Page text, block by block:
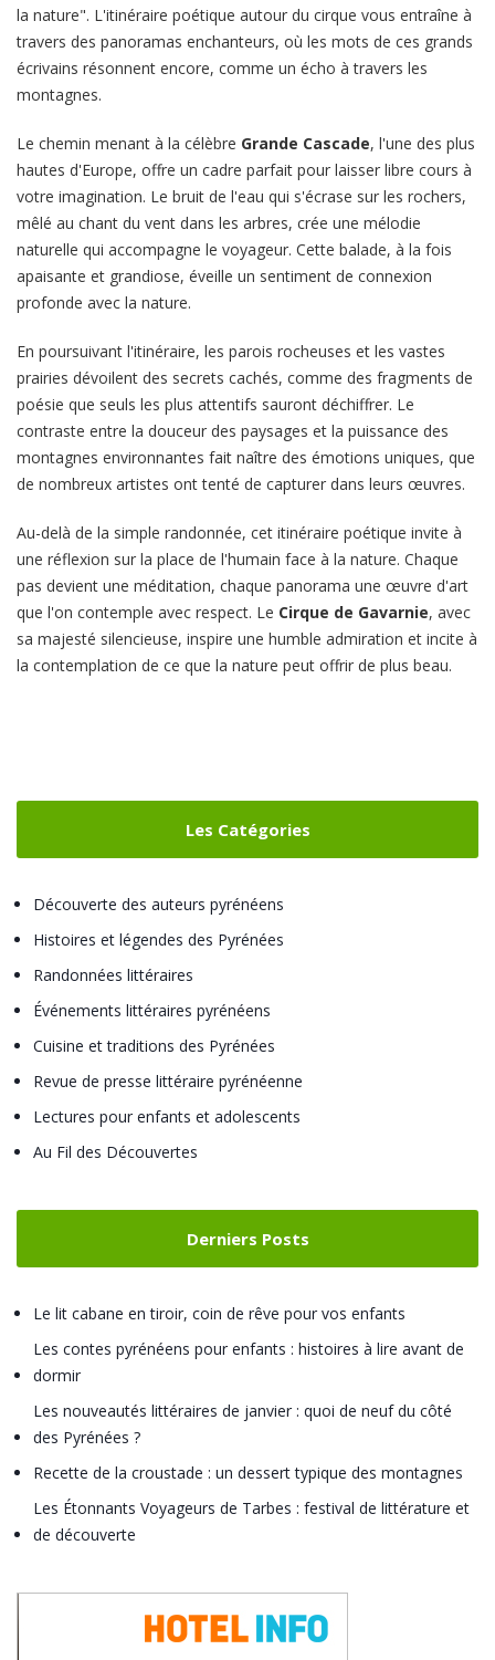
la nature". L'itinéraire poétique autour du cirque vous entraîne à
travers des panoramas enchanteurs, où les mots de ces grands
écrivains résonnent encore, comme un écho à travers les
montagnes.
Le chemin menant à la célèbre Grande Cascade, l'une des plus
hautes d'Europe, offre un cadre parfait pour laisser libre cours à
votre imagination. Le bruit de l'eau qui s'écrase sur les rochers,
mêlé au chant du vent dans les arbres, crée une mélodie
naturelle qui accompagne le voyageur. Cette balade, à la fois
apaisante et grandiose, éveille un sentiment de connexion
profonde avec la nature.
En poursuivant l'itinéraire, les parois rocheuses et les vastes
prairies dévoilent des secrets cachés, comme des fragments de
poésie que seuls les plus attentifs sauront déchiffrer. Le
contraste entre la douceur des paysages et la puissance des
montagnes environnantes fait naître des émotions uniques, que
de nombreux artistes ont tenté de capturer dans leurs œuvres.
Au-delà de la simple randonnée, cet itinéraire poétique invite à
une réflexion sur la place de l'humain face à la nature. Chaque
pas devient une méditation, chaque panorama une œuvre d'art
que l'on contemple avec respect. Le Cirque de Gavarnie, avec
sa majesté silencieuse, inspire une humble admiration et incite à
la contemplation de ce que la nature peut offrir de plus beau.
Les Catégories
Découverte des auteurs pyrénéens
Histoires et légendes des Pyrénées
Randonnées littéraires
Événements littéraires pyrénéens
Cuisine et traditions des Pyrénées
Revue de presse littéraire pyrénéenne
Lectures pour enfants et adolescents
Au Fil des Découvertes
Derniers Posts
Le lit cabane en tiroir, coin de rêve pour vos enfants
Les contes pyrénéens pour enfants : histoires à lire avant de
dormir
Les nouveautés littéraires de janvier : quoi de neuf du côté
des Pyrénées ?
Recette de la croustade : un dessert typique des montagnes
Les Étonnants Voyageurs de Tarbes : festival de littérature et
de découverte